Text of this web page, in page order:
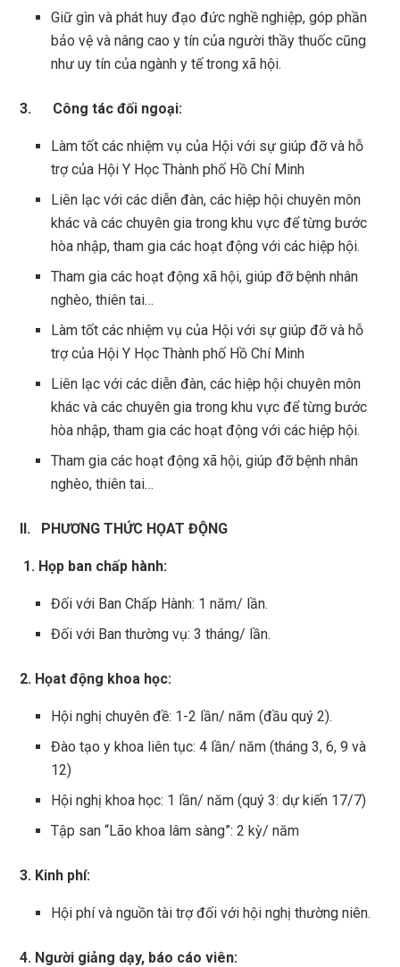
Giữ gìn và phát huy đạo đức nghề nghiệp, góp phần
bảo vệ và nâng cao y tín của người thầy thuốc cũng
như uy tín của ngành y tế trong xã hội.
3. Công tác đối ngoại:
Làm tốt các nhiệm vụ của Hội với sự giúp đỡ và hỗ
trợ của Hội Y Học Thành phố Hồ Chí Minh
Liên lạc với các diễn đàn, các hiệp hội chuyên môn
khác và các chuyên gia trong khu vực để từng bước
hòa nhập, tham gia các hoạt động với các hiệp hội.
Tham gia các hoạt động xã hội, giúp đỡ bệnh nhân
nghèo, thiên tai…
Làm tốt các nhiệm vụ của Hội với sự giúp đỡ và hỗ
trợ của Hội Y Học Thành phố Hồ Chí Minh
Liên lạc với các diễn đàn, các hiệp hội chuyên môn
khác và các chuyên gia trong khu vực để từng bước
hòa nhập, tham gia các hoạt động với các hiệp hội.
Tham gia các hoạt động xã hội, giúp đỡ bệnh nhân
nghèo, thiên tai…
II. PHƯƠNG THỨC HỌAT ĐỘNG
1. Họp ban chấp hành:
Đối với Ban Chấp Hành: 1 năm/ lần.
Đối với Ban thường vụ: 3 tháng/ lần.
2. Họat động khoa học:
Hội nghị chuyên đề: 1-2 lần/ năm (đầu quý 2).
Đào tạo y khoa liên tục: 4 lần/ năm (tháng 3, 6, 9 và
12)
Hội nghị khoa học: 1 lần/ năm (quý 3: dự kiến 17/7)
Tập san “Lão khoa lâm sàng”: 2 kỳ/ năm
3. Kinh phí:
Hội phí và nguồn tài trợ đối với hội nghị thường niên.
4. Người giảng dạy, báo cáo viên: